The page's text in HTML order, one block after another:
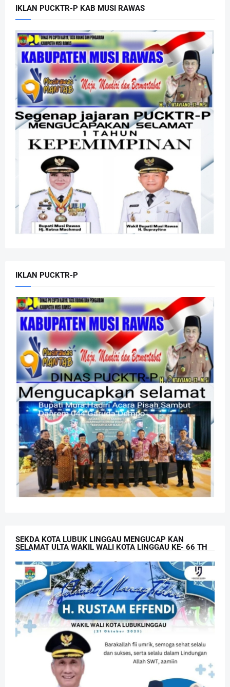
IKLAN PUCKTR-P KAB MUSI RAWAS
IKLAN PUCKTR-P
SEKDA KOTA LUBUK LINGGAU MENGUCAP KAN
SELAMAT ULTA WAKIL WALI KOTA LINGGAU KE- 66 TH